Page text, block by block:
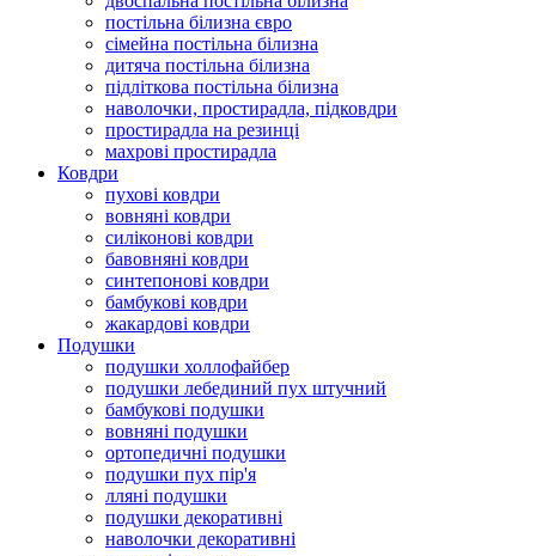
постільна білизна євро
сімейна постільна білизна
дитяча постільна білизна
підліткова постільна білизна
наволочки, простирадла, підковдри
простирадла на резинці
махрові простирадла
Ковдри
пухові ковдри
вовняні ковдри
силіконові ковдри
бавовняні ковдри
синтепонові ковдри
бамбукові ковдри
жакардові ковдри
Подушки
подушки холлофайбер
подушки лебединий пух штучний
бамбукові подушки
вовняні подушки
ортопедичні подушки
подушки пух пір'я
лляні подушки
подушки декоративні
наволочки декоративні